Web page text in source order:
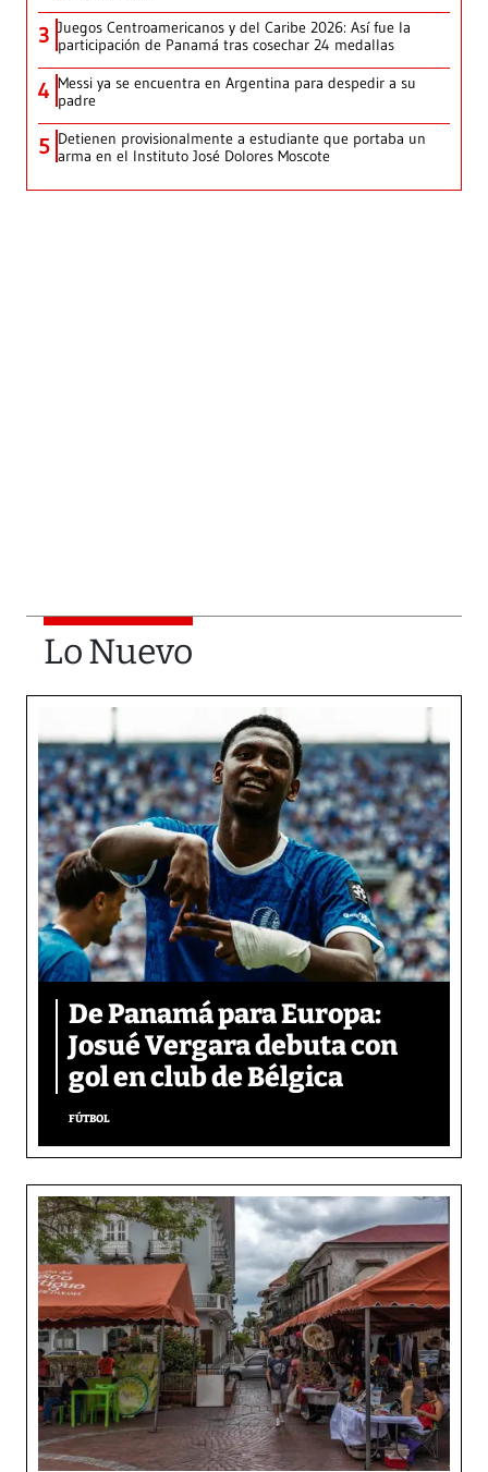
3 Juegos Centroamericanos y del Caribe 2026: Así fue la
participación de Panamá tras cosechar 24 medallas
4 Messi ya se encuentra en Argentina para despedir a su
padre
5 Detienen provisionalmente a estudiante que portaba un
arma en el Instituto José Dolores Moscote
Lo Nuevo
De Panamá para Europa:
Josué Vergara debuta con
gol en club de Bélgica
FÚTBOL